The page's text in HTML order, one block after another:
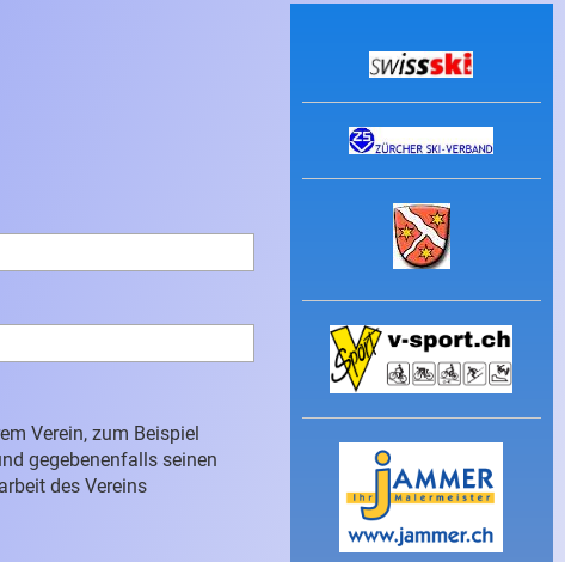
Verein, zum Beispiel
gegebenenfalls seinen
des Vereins